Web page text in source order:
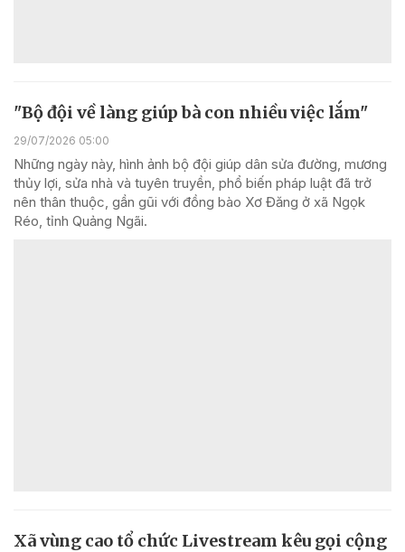
"Bộ đội về làng giúp bà con nhiều việc lắm"
29/07/2026 05:00
Những ngày này, hình ảnh bộ đội giúp dân sửa đường, mương
thủy lợi, sửa nhà và tuyên truyền, phổ biến pháp luật đã trở
nên thân thuộc, gần gũi với đồng bào Xơ Đăng ở xã Ngọk
Réo, tỉnh Quảng Ngãi.
Xã vùng cao tổ chức Livestream kêu gọi cộng